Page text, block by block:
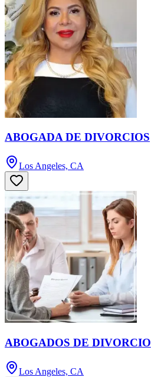
ABOGADA DE DIVORCIOS
Los Angeles, CA
ABOGADOS DE DIVORCIO
Los Angeles, CA